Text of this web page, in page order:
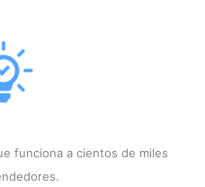
funciona a cientos de miles